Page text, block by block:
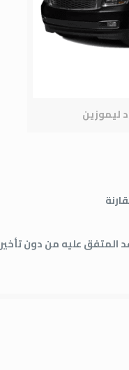
ليموزين
المتفق عليه من دون تأخير